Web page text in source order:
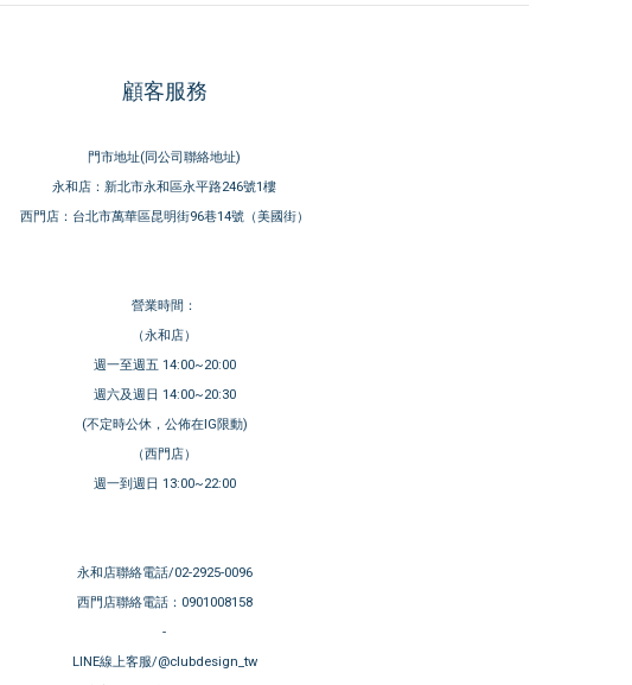
顧客服務
門市地址(同公司聯絡地址)
永和店：新北市永和區永平路246號1樓
西門店：台北市萬華區昆明街96巷14號（美國街）
營業時間：
（永和店）
週一至週五 14:00~20:00
週六及週日 14:00~20:30
(不定時公休，公佈在IG限動)
（西門店）
週一到週日 13:00~22:00
永和店聯絡電話/02-2925-0096
西門店聯絡電話：0901008158
-
LINE線上客服/@clubdesign_tw